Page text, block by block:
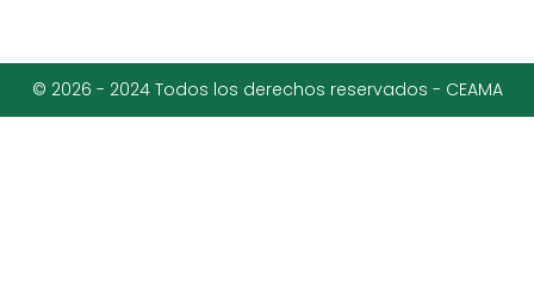
© 2026 - 2024 Todos los derechos reservados - CEAMA